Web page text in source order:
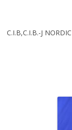
C.I.B,C.I.B.-J